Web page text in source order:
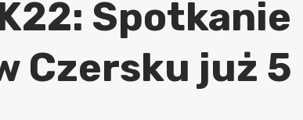
Spotkanie
Czersku już 5